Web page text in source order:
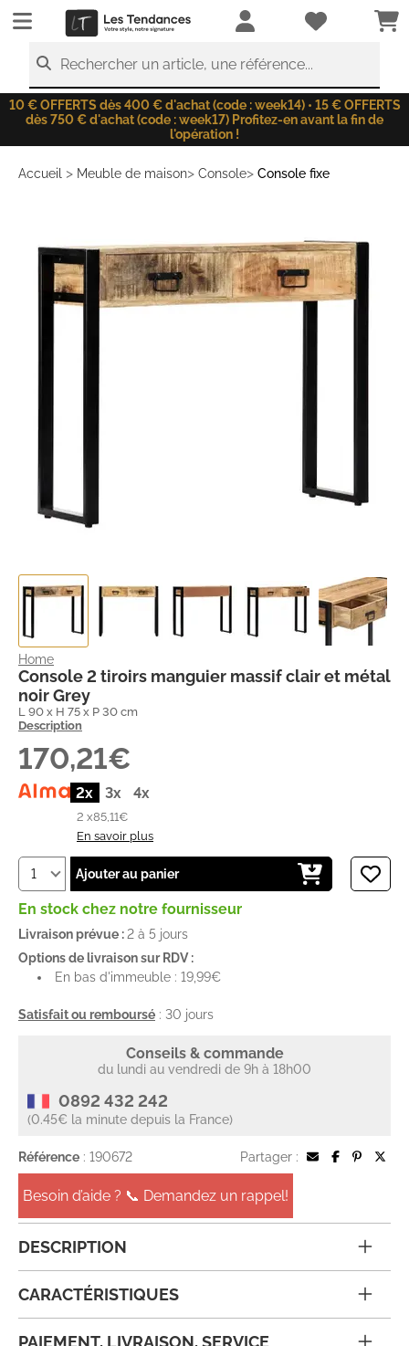
LesTendances.fr
Rechercher un article, une référence...
10 € OFFERTS dès 400 € d'achat (code : week14) • 15 € OFFERTS
dès 750 € d'achat (code : week17) Profitez-en avant la fin de
l'opération !
Accueil > Meuble de maison> Console> Console fixe
Home
Console 2 tiroirs manguier massif clair et métal
noir Grey
L 90 x H 75 x P 30 cm
Description
170,21€
2x 3x 4x
2 x85,11€
En savoir plus
Ajouter au panier
En stock chez notre fournisseur
Livraison prévue :2 à 5 jours
Options de livraison sur RDV :
En bas d'immeuble : 19,99€
Satisfait ou remboursé : 30 jours
Conseils & commande
du lundi au vendredi de 9h à 18h00
0892 432 242
(0.45€ la minute depuis la France)
Référence : 190672 Partager :
Besoin d’aide ? 📞 Demandez un rappel!
DESCRIPTION
CARACTÉRISTIQUES
PAIEMENT, LIVRAISON, SERVICE